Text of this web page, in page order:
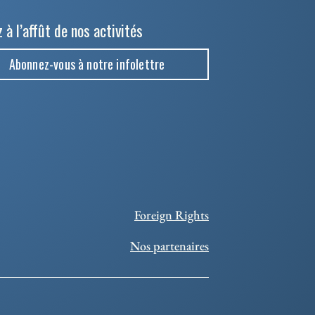
à l’affût de nos activités
Abonnez-vous à notre infolettre
Foreign Rights
Nos partenaires